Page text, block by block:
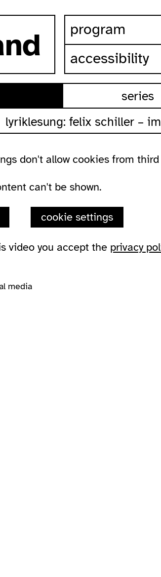
program
accessibility
series
lyriklesung: felix schiller –
don't allow cookies from
can't be shown.
cookie settings
video you accept the privacy
media